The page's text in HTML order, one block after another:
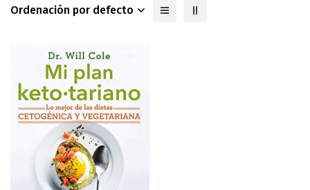
Ordenación por defecto